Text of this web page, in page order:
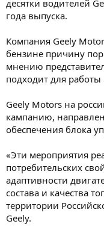
десятки водителей
года выпуска.
Компания Geely
бензине причину
мнению
подходит для работы
Geely Motors на
кампанию,
обеспечения блока
«Эти мероприятия
потребительских
адаптивности
состава и качества
территории
Geely.